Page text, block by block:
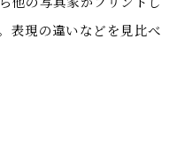
表現の違いなどを見比べ